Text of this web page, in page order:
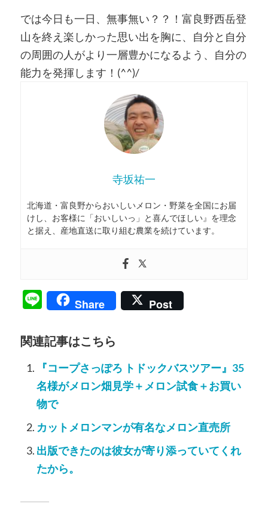
では今日も一日、無事無い？？！富良野西岳登
山を終え楽しかった思い出を胸に、自分と自分
の周囲の人がより一層豊かになるよう、自分の
能力を発揮します！(^^)/
寺坂祐一
北海道・富良野からおいしいメロン・野菜を全国にお届
けし、お客様に「おいしいっ」と喜んでほしい』を理念
と据え、産地直送に取り組む農業を続けています。
LineShare Post
関連記事はこちら
『コープさっぽろ トドックバスツアー』35
名様がメロン畑見学＋メロン試食＋お買い
物で
カットメロンマンが有名なメロン直売所
出版できたのは彼女が寄り添っていてくれ
たから。